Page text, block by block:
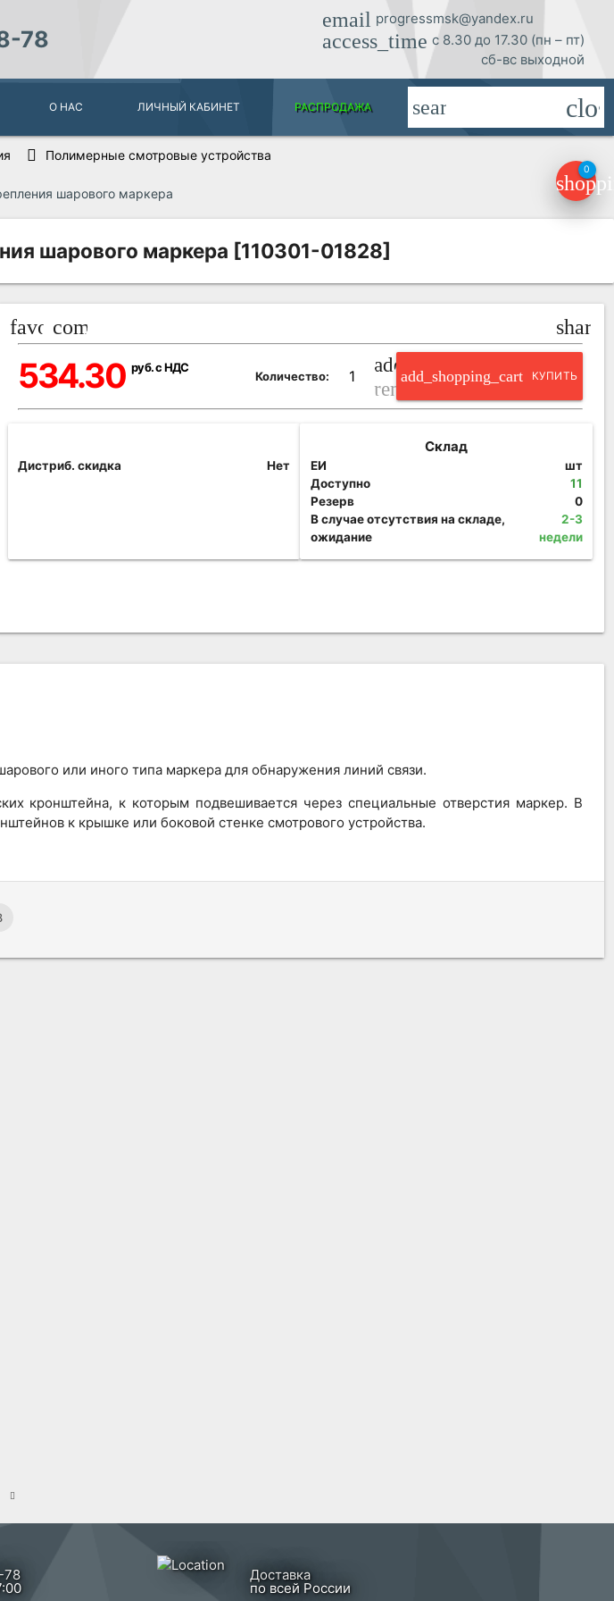
78
email progressmsk@yandex.ru
access_time с 8.30 до 17.30 (пн – пт)
сб-вс выходной
О НАС ЛИЧНЫЙ КАБИНЕТ РАСПРОДАЖА search
0
Полимерные смотровые устройства
шарового маркера
шарового маркера [110301-01828]
favorite_border
compare_arrows share
534.30руб. с НДС
Количество:
add_circle_outline
remove_circle_outline
add_shopping_cart КУПИТЬ
Дистриб. скидка Нет
Склад
ЕИ
шт
Доступно
11
Резерв
0
В случае отсутствия на складе,
ожидание
2-3
недели
или иного типа маркера для обнаружения линий связи.
кронштейна, к которым подвешивается через специальные отверстия маркер. В
к крышке или боковой стенке смотрового устройства.
78 Доставка
по всей России